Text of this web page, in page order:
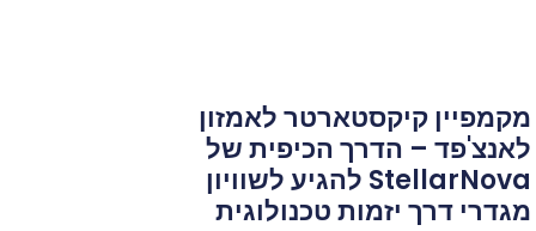
מקמפיין קיקסטארטר לאמזון
לאנצ'פד – הדרך הכיפית של
StellarNova להגיע לשוויון
מגדרי דרך יזמות טכנולוגית